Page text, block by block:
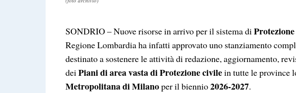
SONDRIO – Nuove risorse in arrivo per il sistema di
Regione Lombardia ha infatti approvato uno stanziamento
destinato a sostenere le attività di redazione, aggiornamento,
dei Piani di area vasta di Protezione civilein tutte le province
Metropolitana di Milanoper il biennio2026-2027.